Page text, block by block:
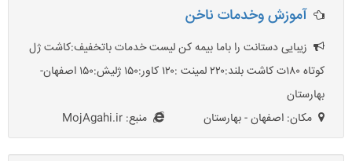
آموزش ‌وخدمات ناخن
زیبایی دستانت را باما بیمه کن لیست خدمات باتخفیف:کاشت ژل
کوتاه ۱۸۰ت کاشت بلند:۲۲۰ لمینت :۱۲۰ کاور:۱۵۰ ژلیش:۱۵۰ اصفهان-
بهارستان
مکان: اصفهان - بهارستان
منبع: MojAgahi.ir